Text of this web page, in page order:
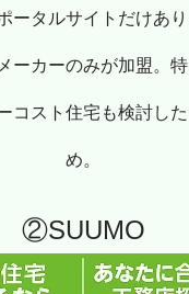
ータルサイトだけあ
ーカーのみが加盟。
コスト住宅も検討し
め。
②SUUMO